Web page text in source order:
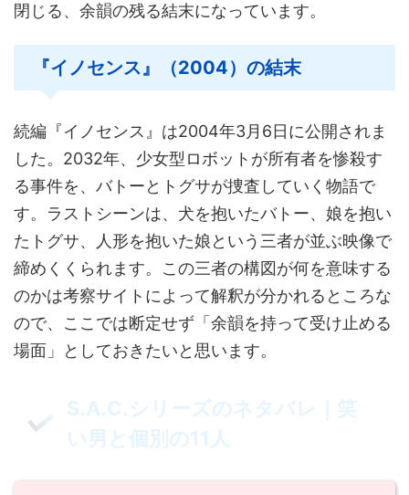
閉じる、余韻の残る結末になっています。
『イノセンス』（2004）の結末
続編『イノセンス』は2004年3月6日に公開されま
した。2032年、少女型ロボットが所有者を惨殺す
る事件を、バトーとトグサが捜査していく物語で
す。ラストシーンは、犬を抱いたバトー、娘を抱い
たトグサ、人形を抱いた娘という三者が並ぶ映像で
締めくくられます。この三者の構図が何を意味する
のかは考察サイトによって解釈が分かれるところな
ので、ここでは断定せず「余韻を持って受け止める
場面」としておきたいと思います。
S.A.C.シリーズのネタバレ｜笑
い男と個別の11人